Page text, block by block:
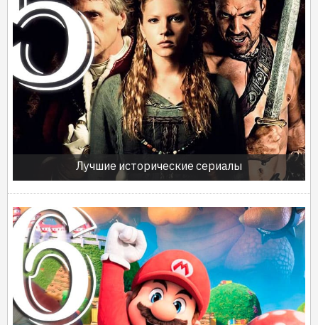
Лучшие исторические сериалы